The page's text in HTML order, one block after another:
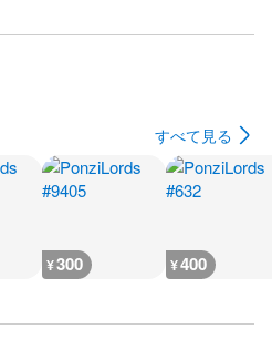
すべて見る
¥300 ¥400